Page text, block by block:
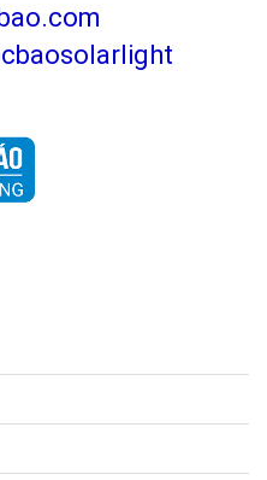
mặt rời 500W